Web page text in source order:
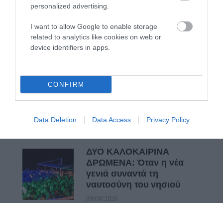
personalized advertising.
I want to allow Google to enable storage
related to analytics like cookies on web or
device identifiers in apps.
CONFIRM
Data Deletion Data Access Privacy Policy
Κυκλάδες
ΟΡΜΟΣ ΚΟΡΘΙΟΥ: Όταν η φωτογραφία γίνεται μνήμη
ικανότητα στο επίκεντρο
Πρόσφατα Άρθρα
ΔΥΟ ΚΑΛΟΚΑΙΡΙΝΑ
ΔΡΩΜΕΝΑ: Όταν η νέα
γενιά συναντά τη
ναυτοσύνη του νησιού
09/08/2026